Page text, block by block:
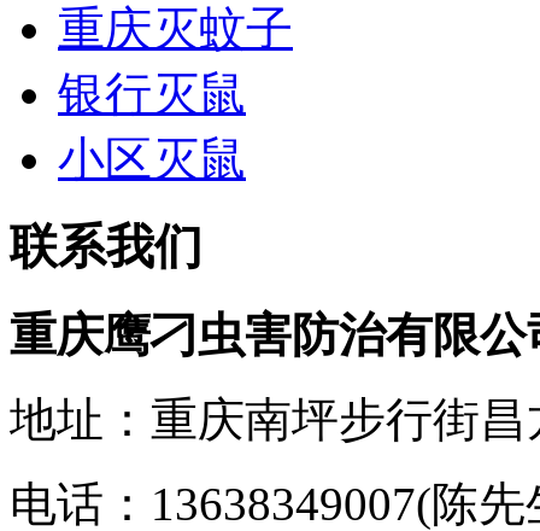
重庆灭蚊子
银行灭鼠
小区灭鼠
联系我们
重庆鹰刁虫害防治有限公
地址： 重庆南坪步行街
电话：13638349007(陈